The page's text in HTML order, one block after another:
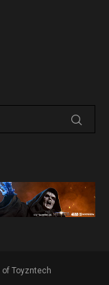
Toyzntech